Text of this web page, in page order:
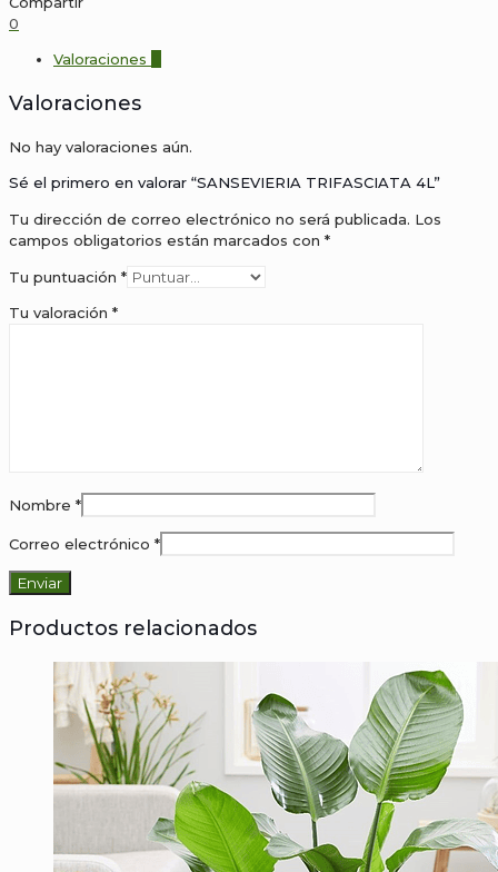
0
Valoraciones
Valoraciones
No hay valoraciones aún.
Sé el primero en valorar “SANSEVIERIA TRIFASCIATA 4L”
Tu dirección de correo electrónico no será publicada. Los
campos obligatorios están marcados con *
Tu puntuación *
Tu valoración *
Nombre *
Correo electrónico *
Productos relacionados